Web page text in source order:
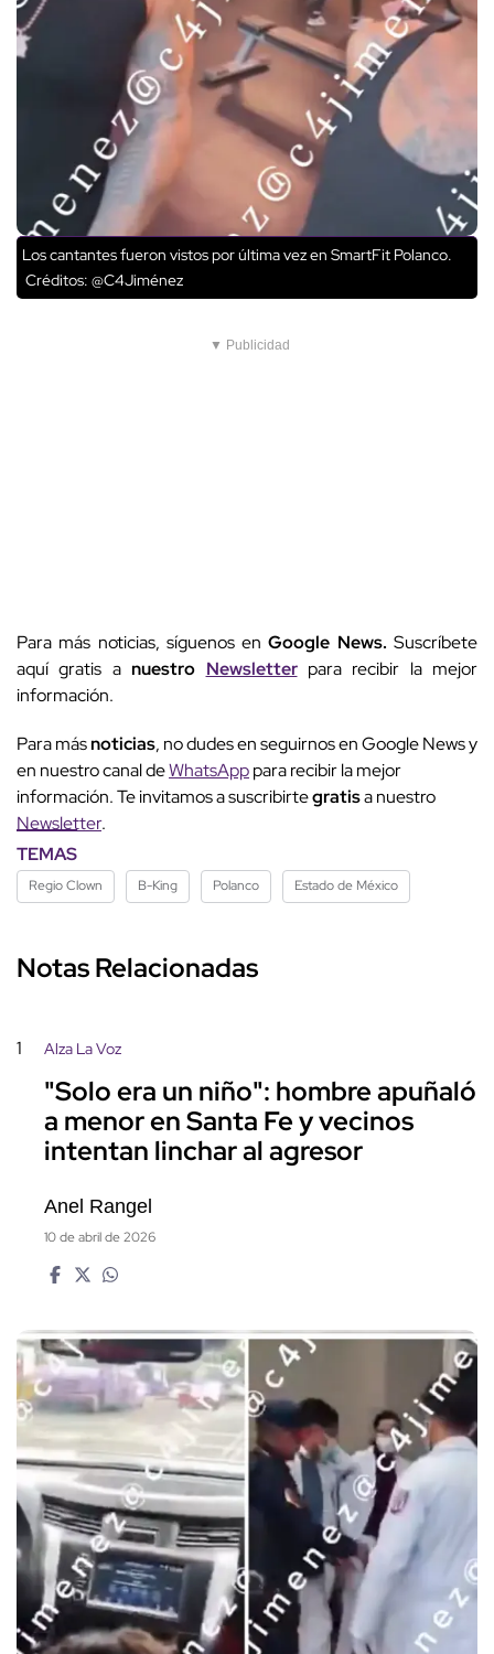
Los cantantes fueron vistos por última vez en SmartFit Polanco.
Créditos: @C4Jiménez
▼ Publicidad
Para más noticias, síguenos en Google News.Suscríbete
aquí gratis anuestro Newsletterpara recibir la mejor
información.
Para másnoticias, no dudes en seguirnos en Google News y
en nuestro canal deWhatsApppara recibir la mejor
información. Te invitamos a suscribirtegratisa nuestro
Newsletter.
TEMAS
Regio Clown B-King Polanco Estado de México
Notas Relacionadas
1 Alza La Voz
"Solo era un niño": hombre apuñaló
a menor en Santa Fe y vecinos
intentan linchar al agresor
Anel Rangel
10 de abril de 2026